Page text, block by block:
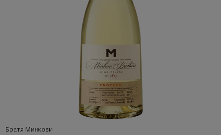
Братя Минкови